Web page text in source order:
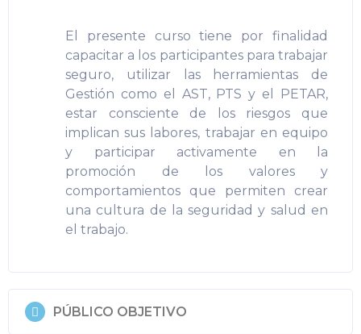
El presente curso tiene por finalidad
capacitar a los participantes para trabajar
seguro, utilizar las herramientas de
Gestión como el AST, PTS y el PETAR,
estar consciente de los riesgos que
implican sus labores, trabajar en equipo
y participar activamente en la
promoción de los valores y
comportamientos que permiten crear
una cultura de la seguridad y salud en
el trabajo.
PÚBLICO OBJETIVO